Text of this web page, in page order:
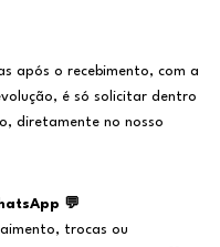
após o recebimento, com a
é só solicitar dentro
diretamente no nosso
💬
trocas ou